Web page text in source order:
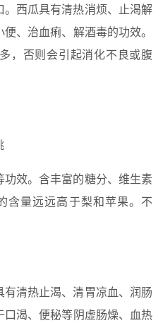
。西瓜具有清热消烦、止渴解
、治血痢、解酒毒的功效。
，否则会引起消化不良或腹
效。含丰富的糖分、维生素
含量远远高于梨和苹果。不
清热止渴、清胃凉血、润肠
渴、便秘等阴虚肠燥、血热